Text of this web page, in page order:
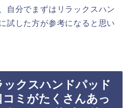
自分でまずはリラックスハン
試した方が参考になると思い
ックスハンドパッド
ミがたくさんあっ